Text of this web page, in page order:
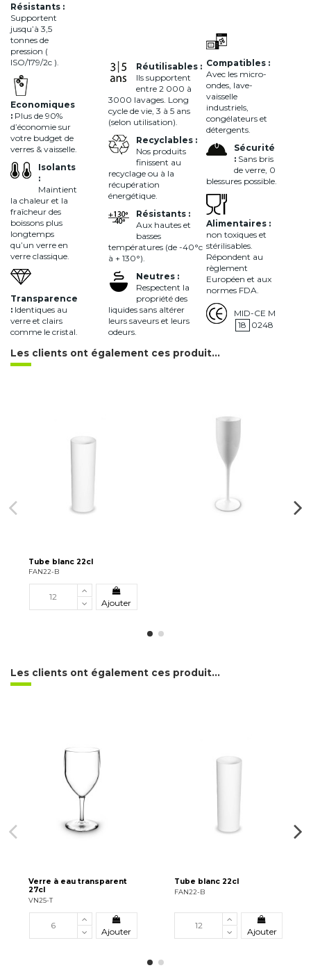
Résistants :
Supportent
jusqu’à 3,5
tonnes de
pression (
ISO/179/2c ).
Economiques
: Plus de 90%
d’économie sur
votre budget de
verres & vaisselle.
Isolants
:
Maintient
la chaleur et la
fraîcheur des
boissons plus
longtemps
qu’un verre en
verre classique.
Transparence
: Identiques au
verre et clairs
comme le cristal.
Réutilisables :
Ils supportent
entre 2 000 à
3000 lavages. Long
cycle de vie, 3 à 5 ans
(selon utilisation).
Recyclables :
Nos produits
finissent au
recyclage ou à la
récupération
énergétique.
Résistants :
Aux hautes et
basses
températures (de -40°c
à + 130°).
Neutres :
Respectent la
propriété des
liquides sans altérer
leurs saveurs et leurs
odeurs.
Compatibles :
Avec les micro-
ondes, lave-
vaisselle
industriels,
congélateurs et
détergents.
Sécurité
:Sans bris
de verre, 0
blessures possible.
Alimentaires :
non toxiques et
stérilisables.
Répondent au
règlement
Européen et aux
normes FDA.
MID-CE M
18 0248
Les clients ont également ces produit...
Tube blanc 22cl
FAN22-B
Ajouter
Les clients ont également ces produit...
Verre à eau transparent
27cl
VN25-T
Ajouter
Tube blanc 22cl
FAN22-B
Ajouter